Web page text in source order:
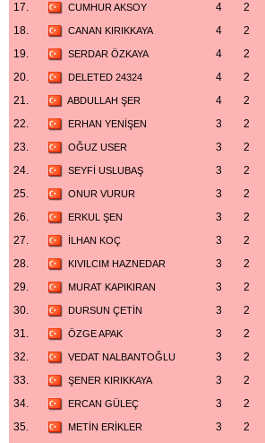
17.
CUMHUR AKSOY 4 2
18.
CANAN KIRIKKAYA 4 2
19.
SERDAR ÖZKAYA 4 2
20.
DELETED 24324 4 2
21.
ABDULLAH ŞER 4 2
22.
ERHAN YENİŞEN 3 2
23.
OĞUZ USER 3 2
24.
SEYFİ USLUBAŞ 3 2
25.
ONUR VURUR 3 2
26.
ERKUL ŞEN 3 2
27.
İLHAN KOÇ 3 2
28.
KIVILCIM HAZNEDAR 3 2
29.
MURAT KAPIKIRAN 3 2
30.
DURSUN ÇETİN 3 2
31.
ÖZGE APAK 3 2
32.
VEDAT NALBANTOĞLU 3 2
33.
ŞENER KIRIKKAYA 3 2
34.
ERCAN GÜLEÇ 3 2
35.
METİN ERİKLER 3 2